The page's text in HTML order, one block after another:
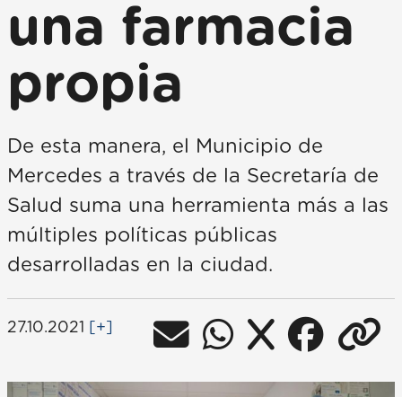
una farmacia
propia
De esta manera, el Municipio de
Mercedes a través de la Secretaría de
Salud suma una herramienta más a las
múltiples políticas públicas
desarrolladas en la ciudad.
27.10.2021 [+]